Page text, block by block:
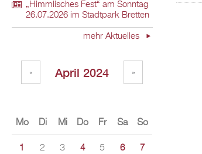
„Himmlisches Fest“ am Sonntag
26.07.2026 im Stadtpark Bretten
mehr Aktuelles
April 2024
« »
Mo Di Mi Do Fr Sa So
1 2 3 4 5 6 7